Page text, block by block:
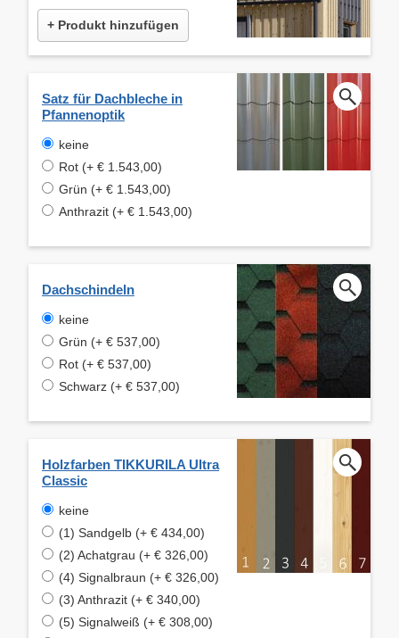
+ Produkt hinzufügen
Satz für Dachbleche in
Pfannenoptik
keine
Rot (+ € 1.543,00)
Grün (+ € 1.543,00)
Anthrazit (+ € 1.543,00)
Dachschindeln
keine
Grün (+ € 537,00)
Rot (+ € 537,00)
Schwarz (+ € 537,00)
Holzfarben TIKKURILA Ultra
Classic
keine
(1) Sandgelb (+ € 434,00)
(2) Achatgrau (+ € 326,00)
(4) Signalbraun (+ € 326,00)
(3) Anthrazit (+ € 340,00)
(5) Signalweiß (+ € 308,00)